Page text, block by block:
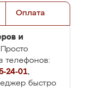
Оплата
и
телефонов:
24-01,
быстро